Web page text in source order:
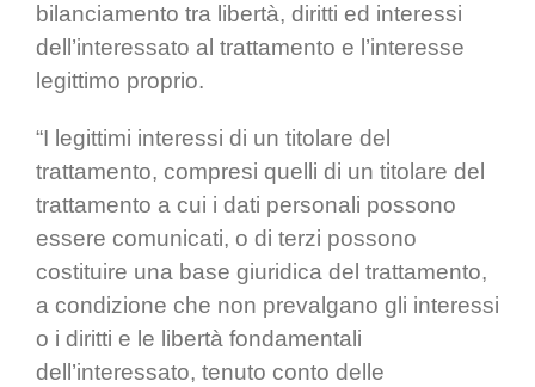
bilanciamento tra libertà, diritti ed interessi
dell’interessato al trattamento e l’interesse
legittimo proprio.
“I legittimi interessi di un titolare del
trattamento, compresi quelli di un titolare del
trattamento a cui i dati personali possono
essere comunicati, o di terzi possono
costituire una base giuridica del trattamento,
a condizione che non prevalgano gli interessi
o i diritti e le libertà fondamentali
dell’interessato, tenuto conto delle